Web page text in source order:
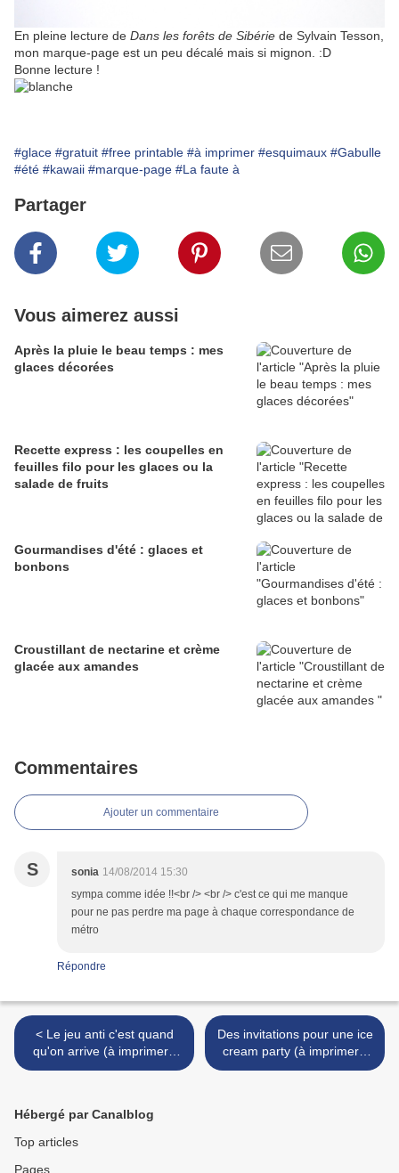
En pleine lecture de Dans les forêts de Sibérie de Sylvain Tesson,
mon marque-page est un peu décalé mais si mignon. :D
Bonne lecture !
#glace #gratuit #free printable #à imprimer #esquimaux #Gabulle
#été #kawaii #marque-page #La faute à
Partager
Vous aimerez aussi
Après la pluie le beau temps : mes
glaces décorées
Recette express : les coupelles en
feuilles filo pour les glaces ou la
salade de fruits
Gourmandises d'été : glaces et
bonbons
Croustillant de nectarine et crème
glacée aux amandes
Commentaires
Ajouter un commentaire
S sonia 14/08/2014 15:30
sympa comme idée !!<br /> <br /> c'est ce qui me manque
pour ne pas perdre ma page à chaque correspondance de
métro
Répondre
< Le jeu anti c'est quand
qu'on arrive (à imprimer -
gratuit)
Des invitations pour une ice
cream party (à imprimer -
gratuit) >
Hébergé par Canalblog
Top articles
Pages